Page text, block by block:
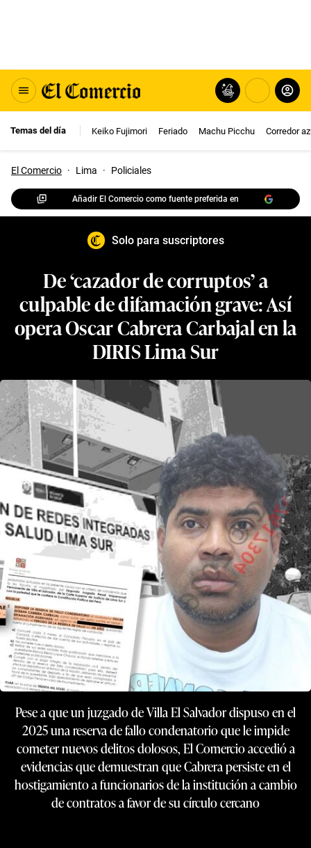
Temas del día Keiko Fujimori Feriado Machu Picchu Corredor
El Comercio · Lima · Policiales
Añadir El Comercio como fuente preferida en
Solo para suscriptores
De ‘cazador de corruptos’ a
culpable de difamación grave: Así
opera Oscar Cabrera Carbajal en la
DIRIS Lima Sur
Pese a que un juzgado de Villa El Salvador dispuso en el
2025 una reserva de fallo condenatorio que le impide
cometer nuevos delitos dolosos, El Comercio accedió a
evidencias que demuestran que Cabrera persiste en el
hostigamiento a funcionarios de la institución a cambio
de contratos a favor de su círculo cercano